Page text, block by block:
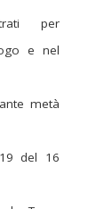
per
e nel
metà
del 16